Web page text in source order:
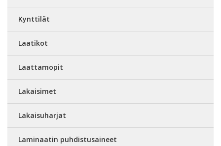
Kynttilät
Laatikot
Laattamopit
Lakaisimet
Lakaisuharjat
Laminaatin puhdistusaineet